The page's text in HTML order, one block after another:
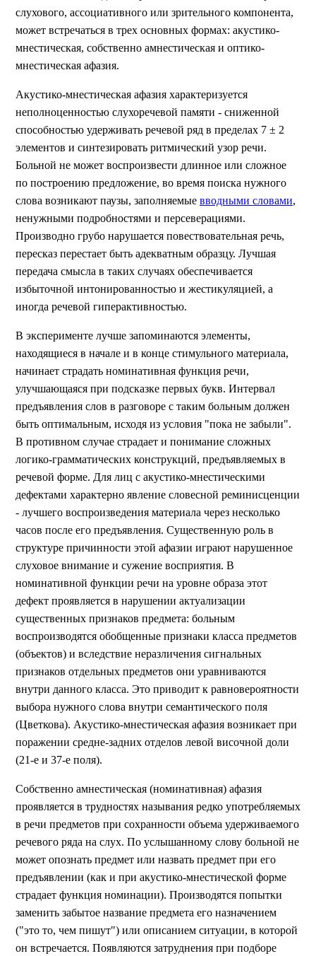
слухового, ассоциативного или зрительного компонента,
может встречаться в трех основных формах: акустико-
мнестическая, собственно амнестическая и оптико-
мнестическая афазия.
Акустико-мнестическая афазия характеризуется
неполноценностью слухоречевой памяти - сниженной
способностью удерживать речевой ряд в пределах 7 ± 2
элементов и синтезировать ритмический узор речи.
Больной не может воспроизвести длинное или сложное
по построению предложение, во время поиска нужного
слова возникают паузы, заполняемые вводными словами,
ненужными подробностями и персеверациями.
Производно грубо нарушается повествовательная речь,
пересказ перестает быть адекватным образцу. Лучшая
передача смысла в таких случаях обеспечивается
избыточной интонированностью и жестикуляцией, а
иногда речевой гиперактивностью.
В эксперименте лучше запоминаются элементы,
находящиеся в начале и в конце стимульного материала,
начинает страдать номинативная функция речи,
улучшающаяся при подсказке первых букв. Интервал
предъявления слов в разговоре с таким больным должен
быть оптимальным, исходя из условия "пока не забыли".
В противном случае страдает и понимание сложных
логико-грамматических конструкций, предъявляемых в
речевой форме. Для лиц с акустико-мнестическими
дефектами характерно явление словесной реминисценции
- лучшего воспроизведения материала через несколько
часов после его предъявления. Существенную роль в
структуре причинности этой афазии играют нарушенное
слуховое внимание и сужение восприятия. В
номинативной функции речи на уровне образа этот
дефект проявляется в нарушении актуализации
существенных признаков предмета: больным
воспроизводятся обобщенные признаки класса предметов
(объектов) и вследствие неразличения сигнальных
признаков отдельных предметов они уравниваются
внутри данного класса. Это приводит к равновероятности
выбора нужного слова внутри семантического поля
(Цветкова). Акустико-мнестическая афазия возникает при
поражении средне-задних отделов левой височной доли
(21-е и 37-е поля).
Собственно амнестическая (номинативная) афазия
проявляется в трудностях называния редко употребляемых
в речи предметов при сохранности объема удерживаемого
речевого ряда на слух. По услышанному слову больной не
может опознать предмет или назвать предмет при его
предъявлении (как и при акустико-мнестической форме
страдает функция номинации). Производятся попытки
заменить забытое название предмета его назначением
("это то, чем пишут") или описанием ситуации, в которой
он встречается. Появляются затруднения при подборе